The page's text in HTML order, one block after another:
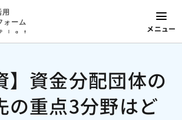
ォーム
メニュー
】資金分配団体の
の重点3分野はど